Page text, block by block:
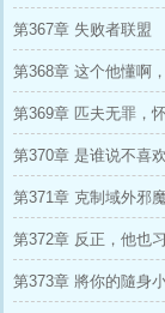
第367章 失败者联盟
第368章 这个他懂啊
第369章 匹夫无罪，
第370章 是谁说不喜
第371章 克制域外邪
第372章 反正，他也
第373章 將你的隨身